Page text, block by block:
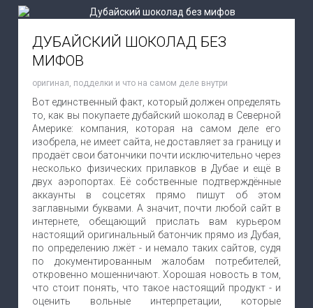
ДУБАЙСКИЙ ШОКОЛАД БЕЗ
МИФОВ
оригинал, подделки и что на самом деле внутри
Вот единственный факт, который должен определять
то, как вы покупаете дубайский шоколад в Северной
Америке: компания, которая на самом деле его
изобрела, не имеет сайта, не доставляет за границу и
продаёт свои батончики почти исключительно через
несколько физических прилавков в Дубае и ещё в
двух аэропортах. Её собственные подтверждённые
аккаунты в соцсетях прямо пишут об этом
заглавными буквами. А значит, почти любой сайт в
интернете, обещающий прислать вам курьером
настоящий оригинальный батончик прямо из Дубая,
по определению лжёт - и немало таких сайтов, судя
по документированным жалобам потребителей,
откровенно мошенничают. Хорошая новость в том,
что стоит понять, что такое настоящий продукт - и
оценить вольные интерпретации, которые